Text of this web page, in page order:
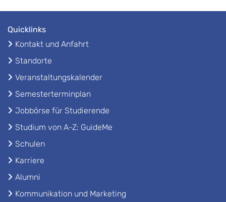
Quicklinks
Kontakt und Anfahrt
Standorte
Veranstaltungskalender
Semesterterminplan
Jobbörse für Studierende
Studium von A-Z: GuideMe
Schulen
Karriere
Alumni
Kommunikation und Marketing